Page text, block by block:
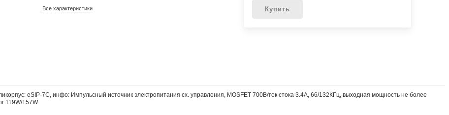
Все характеристики Купить
eSIP-7C, инфо: Импульсный источник электропитания сх. упpавления, MOSFET 700В/ток стока 3.4A, 66/132КГц, выходная мощность не более
119W/157W